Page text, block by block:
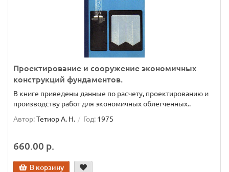
Проектирование и сооружение экономичных
конструкций фундаментов.
В книге приведены данные по расчету, проектированию и
производству работ для экономичных облегченных..
Автор:Тетиор А. Н. Год: 1975
660.00 р.
В корзину